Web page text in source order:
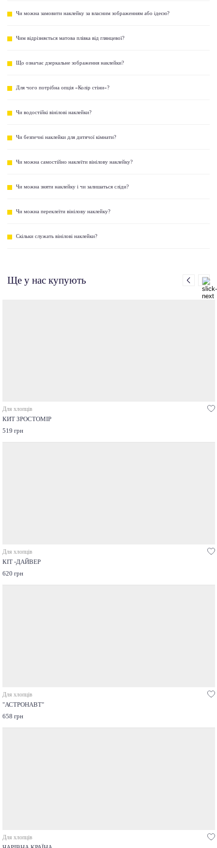
Чи можна замовити наклейку за власним зображенням або ідеєю?
Чим відрізняється матова плівка від глянцевої?
Що означає дзеркальне зображення наклейки?
Для чого потрібна опція «Колір стіни»?
Чи водостійкі вінілові наклейки?
Чи безпечні наклейки для дитячої кімнати?
Чи можна самостійно наклеїти вінілову наклейку?
Чи можна зняти наклейку і чи залишаться сліди?
Чи можна переклеїти вінілову наклейку?
Скільки служать вінілові наклейки?
Ще у нас купують
Для хлопців
КИТ ЗРОСТОМІР
519 грн
Для хлопців
КІТ -ДАЙВЕР
620 грн
Для хлопців
"АСТРОНАВТ"
658 грн
Для хлопців